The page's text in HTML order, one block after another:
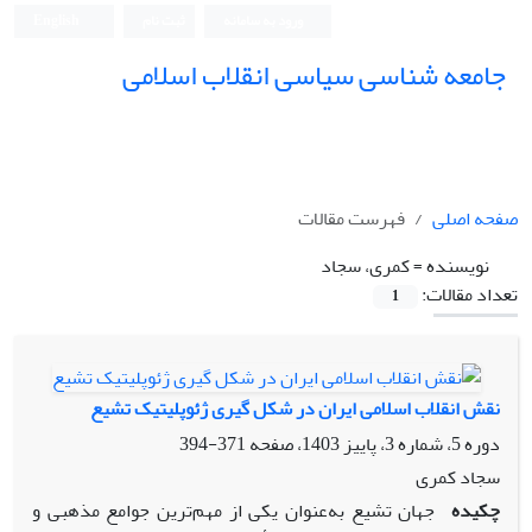
جامعه شناسی سیاسی انقلاب اسلامی
صفحه اصلی
فهرست مقالات
نویسنده =کمری، سجاد
تعداد مقالات:
1
نقش انقلاب اسلامی ایران در شکل گیری ژئوپلیتیک تشیع
دوره 5، شماره 3، پاییز 1403، صفحه
371-394
سجاد کمری
چکیده جهان تشیع به‌عنوان یکی از مهم‌ترین جوامع مذهبی و